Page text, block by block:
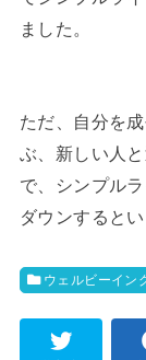
ました。
ただ、自分を
ぶ、新しい人
で、シンプル
ダウンすると
ウェルビーイン